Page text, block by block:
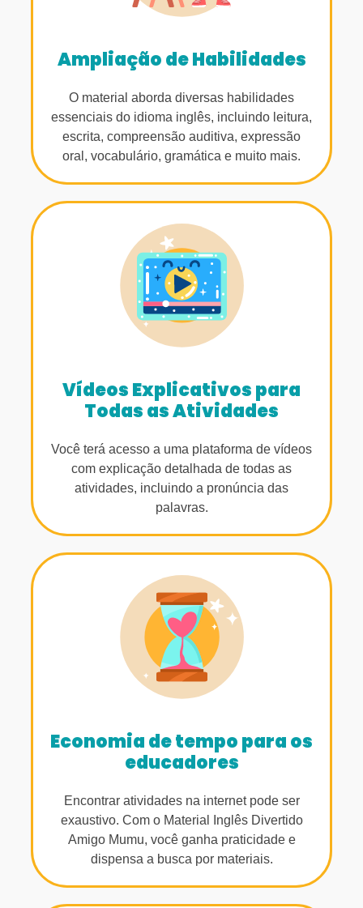
Ampliação de Habilidades
O material aborda diversas habilidades
essenciais do idioma inglês, incluindo leitura,
escrita, compreensão auditiva, expressão
oral, vocabulário, gramática e muito mais.
Vídeos Explicativos para
Todas as Atividades
Você terá acesso a uma plataforma de vídeos
com explicação detalhada de todas as
atividades, incluindo a pronúncia das
palavras.
Economia de tempo para os
educadores
Encontrar atividades na internet pode ser
exaustivo. Com o Material Inglês Divertido
Amigo Mumu, você ganha praticidade e
dispensa a busca por materiais.